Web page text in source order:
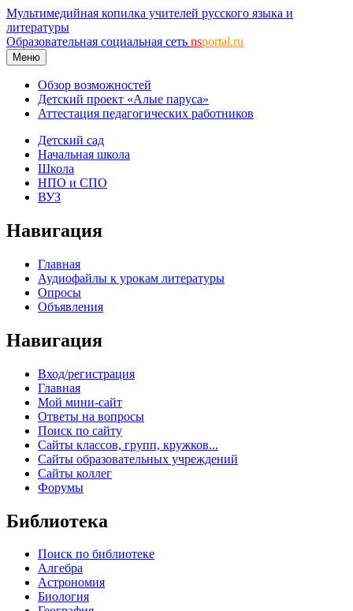
Мультимедийная копилка учителей русского языка и
литературы
Образовательная социальная сеть nsportal.ru
Меню
Обзор возможностей
Детский проект «Алые паруса»
Аттестация педагогических работников
Детский сад
Начальная школа
Школа
НПО и СПО
ВУЗ
Навигация
Главная
Аудиофайлы к урокам литературы
Опросы
Объявления
Навигация
Вход/регистрация
Главная
Мой мини-сайт
Ответы на вопросы
Поиск по сайту
Сайты классов, групп, кружков...
Сайты образовательных учреждений
Сайты коллег
Форумы
Библиотека
Поиск по библиотеке
Алгебра
Астрономия
Биология